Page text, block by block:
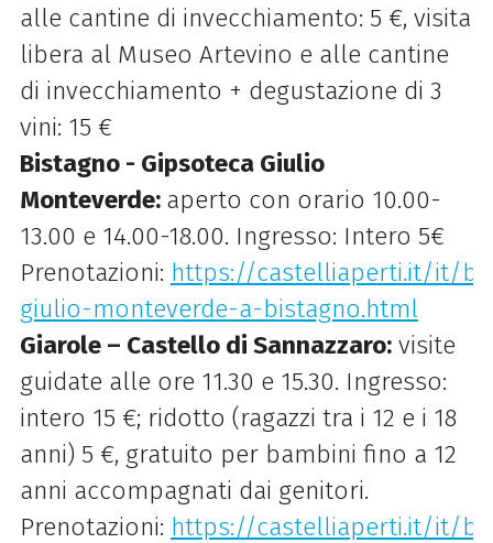
alle cantine di invecchiamento: 5 €, visita
libera al Museo Artevino e alle cantine
di invecchiamento + degustazione di 3
vini: 15 €
Bistagno - Gipsoteca Giulio
Monteverde: aperto con orario 10.00-
13.00 e 14.00-18.00. Ingresso: Intero 5€
Prenotazioni: https://castelliaperti.it/it/
giulio-monteverde-a-bistagno.html
Giarole – Castello di Sannazzaro:visite
guidate alle ore 11.30 e 15.30. Ingresso:
intero 15 €; ridotto (ragazzi tra i 12 e i 18
anni) 5 €, gratuito per bambini fino a 12
anni accompagnati dai genitori.
Prenotazioni: https://castelliaperti.it/it/